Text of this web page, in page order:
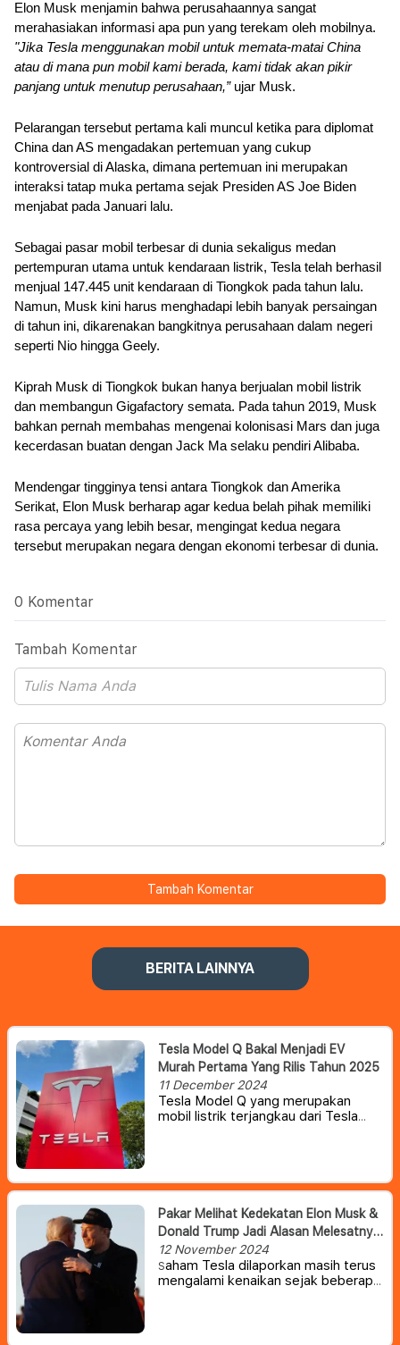
Elon Musk menjamin bahwa perusahaannya sangat
"Jika Tesla menggunakan mobil untuk memata-matai China
atau di mana pun mobil kami berada, kami tidak akan pikir
panjang untuk menutup perusahaan,” ujar Musk.
Pelarangan tersebut pertama kali muncul ketika para diplomat
China dan AS mengadakan pertemuan yang cukup
kontroversial di Alaska, dimana pertemuan ini merupakan
interaksi tatap muka pertama sejak Presiden AS Joe Biden
menjabat pada Januari lalu.
Sebagai pasar mobil terbesar di dunia sekaligus medan
pertempuran utama untuk kendaraan listrik, Tesla telah berhasil
menjual 147.445 unit kendaraan di Tiongkok pada tahun lalu.
Namun, Musk kini harus menghadapi lebih banyak persaingan
di tahun ini, dikarenakan bangkitnya perusahaan dalam negeri
seperti Nio hingga Geely.
Kiprah Musk di Tiongkok bukan hanya berjualan mobil listrik
dan membangun Gigafactory semata. Pada tahun 2019, Musk
bahkan pernah membahas mengenai kolonisasi Mars dan juga
kecerdasan buatan dengan Jack Ma selaku pendiri Alibaba.
Mendengar tingginya tensi antara Tiongkok dan Amerika
Serikat, Elon Musk berharap agar kedua belah pihak memiliki
rasa percaya yang lebih besar, mengingat kedua negara
tersebut merupakan negara dengan ekonomi terbesar di dunia.
0 Komentar
Tambah Komentar
Tambah Komentar
BERITA LAINNYA
Tesla Model Q Bakal Menjadi EV
Murah Pertama Yang Rilis Tahun 2025
11 December 2024
Tesla Model Q yang merupakan
mobil listrik terjangkau dari Tesla
Pakar Melihat Kedekatan Elon Musk &
Donald Trump Jadi Alasan Melesatnya
Harga Saham Tesla
12 November 2024
Saham Tesla dilaporkan masih terus
mengalami kenaikan sejak beberapa